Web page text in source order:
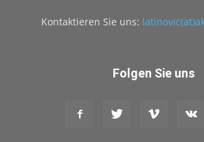
Kontaktieren Sie uns:
Folgen Sie uns